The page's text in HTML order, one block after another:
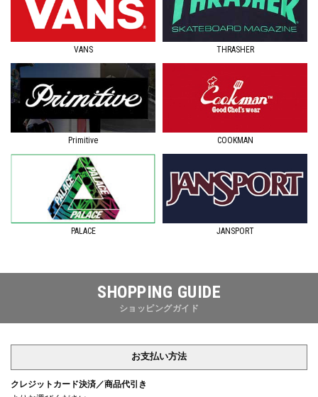
VANS THRASHER
Primitive COOKMAN
PALACE JANSPORT
SHOPPING GUIDE
ショッピングガイド
お支払い方法
クレジットカード決済／商品代引き